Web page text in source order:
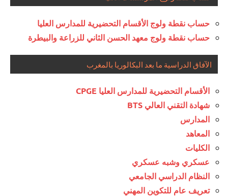
حساب نقطة ولوج الأقسام التحضيرية للمدارس العليا
حساب نقطة ولوج معهد الحسن الثاني للزراعة والبيطرة
الآفاق الدراسية ما بعد البكالوريا بالمغرب
الأقسام التحضيرية للمدارس العليا CPGE
شهادة التقني العالي BTS
المدارس
المعاهد
الكليات
عسكري وشبه عسكري
النظام الدراسي الجامعي
تعريف عام للتكوين المهني